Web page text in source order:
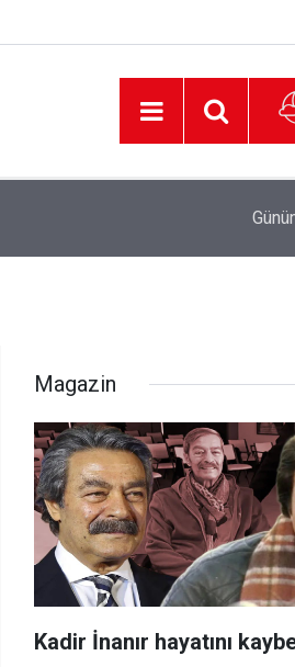
İzmir 112’de
Magazin
Kadir İnanır hayatını